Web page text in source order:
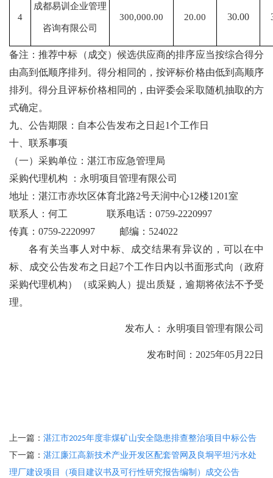
4
成都易训企业管理
咨询有限公司
300,000.00 20.00 30.00
备注：推荐中标（成交）候选供应商的排序应当按综合得分
由高到低顺序排列。得分相同的，按评标价格由低到高顺序
排列。得分且评标价格相同的，由评委会采取随机抽取的方
式确定。
九、公告期限： 自本公告发布之日起1个工作日
十、 联系事项
（一）采购单位： 湛江市应急管理局
采购代理机构
： 永明项目管理有限公司
地址：湛江市赤坎区体育北路2号天润中心12楼1201室
联系人： 何工 联系电话： 0759-2220997
传真： 0759-2220997 邮编：524022
各有关当事人对中标、成交结果有异议的，可以在中
标、成交公告发布之日起7个工作日内以书面形式向（政府
采购代理机构）（或采购人）提出质疑，逾期将依法不予受
理。
发布人： 永明项目管理有限公司
发布时间： 2025年05月22日
上一篇： 湛江市2025年度非煤矿山安全隐患排查整治项目中标公告
下一篇： 湛江廉江高新技术产业开发区配套管网及良垌平坦污水处
理厂建设项目（项目建议书及可行性研究报告编制）成交公告